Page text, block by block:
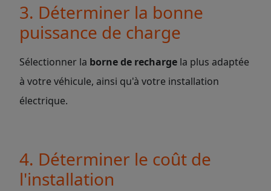
3. Déterminer la bonne
puissance de charge
Sélectionner la borne de recharge la plus adaptée
à votre véhicule, ainsi qu'à votre installation
électrique.
4. Déterminer le coût de
l'installation